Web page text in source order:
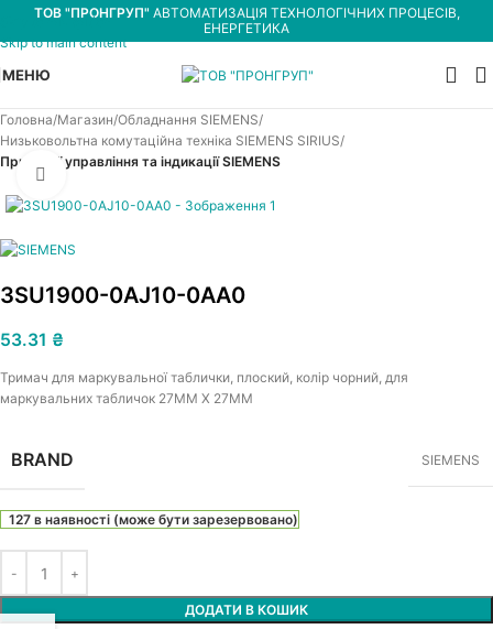
Skip to navigation
Skip to main content
ТОВ "ПРОНГРУП" АВТОМАТИЗАЦІЯ ТЕХНОЛОГІЧНИХ ПРОЦЕСІВ,
ЕНЕРГЕТИКА
МЕНЮ
Головна Магазин Обладнання SIEMENS
Низьковольтна комутаційна техніка SIEMENS SIRIUS
Пристрої управління та індикації SIEMENS
Увеличить
3SU1900-0AJ10-0AA0
53.31 ₴
Тримач для маркувальної таблички, плоский, колір чорний, для
маркувальних табличок 27MM X 27MM
BRAND SIEMENS
127 в наявності (може бути зарезервовано)
ДОДАТИ В КОШИК